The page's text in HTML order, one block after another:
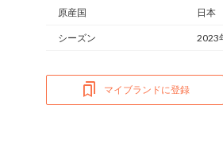
原産国 日本
シーズン 2023
マイブランドに登録